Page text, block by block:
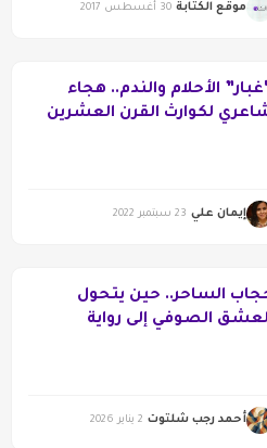
موقع الكتابة 30 أغسطس 2017
الأحلام والندم.. هجاء
لكوارث القرن العشرين
إيمان علي 23 سبتمبر 2022
الساحر.. حين يتحول
الصوفي إلى رواية
أحمد رجب شلتوت 2 يناير 2026